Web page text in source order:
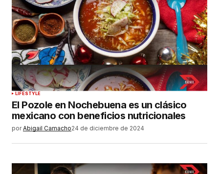
LIFESTYLE
El Pozole en Nochebuena es un clásico
mexicano con beneficios nutricionales
por Abigail Camacho24 de diciembre de 2024